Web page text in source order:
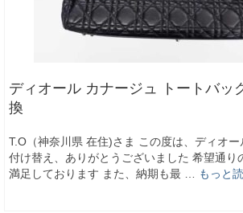
ディオール カナージュ トートバッ
換
T.O（神奈川県 在住)さま この度は、ディオ
付け替え、ありがとうございました 希望通り
満足しております また、納期も最 …
もっと